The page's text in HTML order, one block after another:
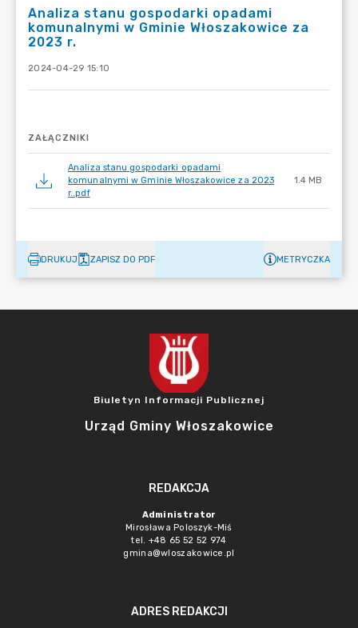
Analiza stanu gospodarki opadami
komunalnymi w Gminie Włoszakowice za
2023 r.
2024-04-29 15:10
ZAŁĄCZNIKI
Analiza stanu gospodarki opadami
komunalnymi w Gminie Włoszakowice za 2023
r..pdf
1.4 MB
DRUKUJ ZAPISZ DO PDF METRYCZKA
Biuletyn Informacji Publicznej
Urząd Gminy Włoszakowice
REDAKCJA
Administrator
Mirosława Poloszyk-Miś
tel. +48 65 52 52 974
gmina@wloszakowice.pl
ADRES REDAKCJI